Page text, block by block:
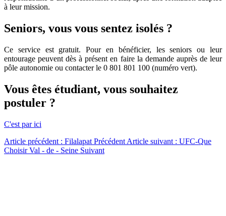
à leur mission.
Seniors, vous vous sentez isolés ?
Ce service est gratuit. Pour en bénéficier, les seniors ou leur
entourage peuvent dès à présent en faire la demande auprès de leur
pôle autonomie ou contacter le 0 801 801 100 (numéro vert).
Vous êtes étudiant, vous souhaitez
postuler ?
C'est par ici
Article précédent : Filalapat Précédent Article suivant : UFC-Que
Choisir Val - de - Seine Suivant